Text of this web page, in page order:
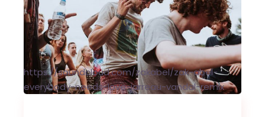
https://soundcloud.com/zakabel/zak-abel-
everybody-needs-love-jarreau-vandal-remix